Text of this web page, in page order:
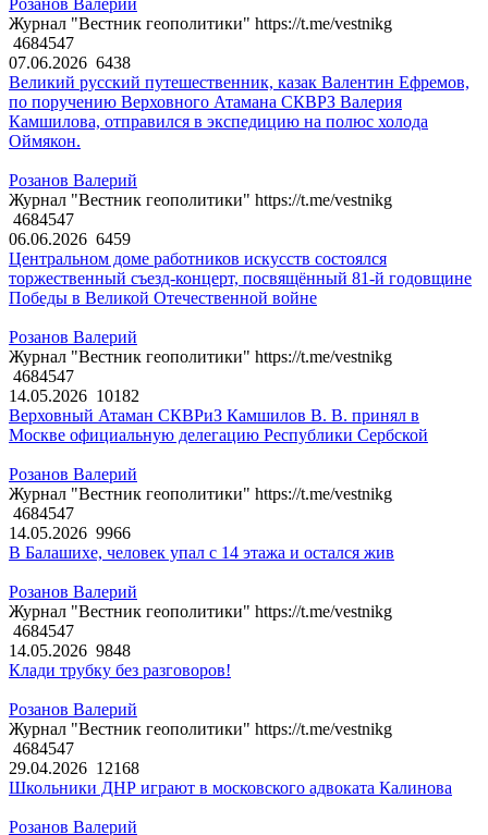
Розанов Валерий
Журнал "Вестник геополитики" https://t.me/vestnikg
4684547
07.06.2026 6438
Великий русский путешественник, казак Валентин Ефремов,
по поручению Верховного Атамана СКВРЗ Валерия
Камшилова, отправился в экспедицию на полюс холода
Оймякон.
Розанов Валерий
Журнал "Вестник геополитики" https://t.me/vestnikg
4684547
06.06.2026 6459
Центральном доме работников искусств состоялся
торжественный съезд-концерт, посвящённый 81-й годовщине
Победы в Великой Отечественной войне
Розанов Валерий
Журнал "Вестник геополитики" https://t.me/vestnikg
4684547
14.05.2026 10182
Верховный Атаман СКВРиЗ Камшилов В. В. принял в
Москве официальную делегацию Республики Сербской
Розанов Валерий
Журнал "Вестник геополитики" https://t.me/vestnikg
4684547
14.05.2026 9966
В Балашихе, человек упал с 14 этажа и остался жив
Розанов Валерий
Журнал "Вестник геополитики" https://t.me/vestnikg
4684547
14.05.2026 9848
Клади трубку без разговоров!
Розанов Валерий
Журнал "Вестник геополитики" https://t.me/vestnikg
4684547
29.04.2026 12168
Школьники ДНР играют в московского адвоката Калинова
Розанов Валерий